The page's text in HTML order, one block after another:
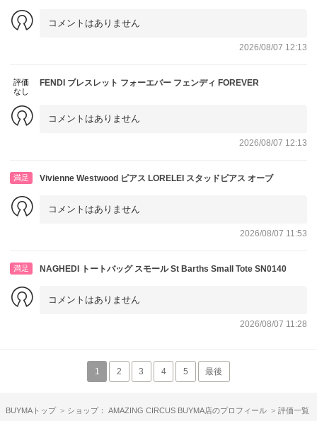
コメントはありません
2026/08/07 12:13
評価
なし
FENDI ブレスレット フォーエバー フェンディ FOREVER
コメントはありません
2026/08/07 12:13
満足 Vivienne Westwood ピアス LORELEI スタッドピアス オーブ
コメントはありません
2026/08/07 11:53
満足 NAGHEDI トートバッグ スモール St Barths Small Tote SN0140
コメントはありません
2026/08/07 11:28
1 2 3 4 5 最後
BUYMAトップ ショップ： AMAZING CIRCUS BUYMA店のプロフィール 評価一覧